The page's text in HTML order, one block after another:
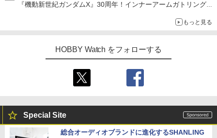
『機動新世紀ガンダムX』30周年！インナーアームガトリングの
もっと見る
HOBBY Watch をフォローする
Special Site
総合オーディオブランドに進化するSHANLING